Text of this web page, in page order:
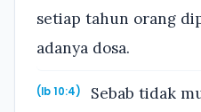
setiap tahun orang
adanya dosa.
(Ib 10:4)
Sebab tidak